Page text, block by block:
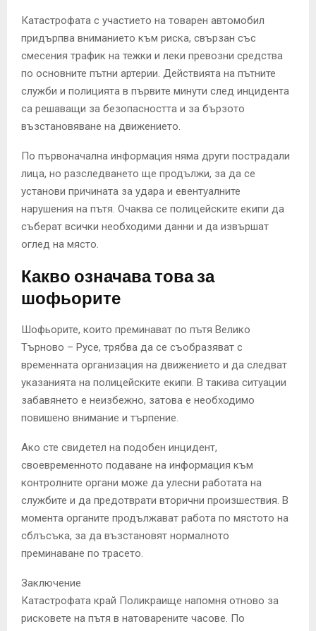
Катастрофата с участието на товарен автомобил
придърпва вниманието към риска, свързан със
смесения трафик на тежки и леки превозни средства
по основните пътни артерии. Действията на пътните
служби и полицията в първите минути след инцидента
са решаващи за безопасността и за бързото
възстановяване на движението.
По първоначална информация няма други пострадали
лица, но разследването ще продължи, за да се
установи причината за удара и евентуалните
нарушения на пътя. Очаква се полицейските екипи да
съберат всички необходими данни и да извършат
оглед на място.
Какво означава това за
шофьорите
Шофьорите, които преминават по пътя Велико
Търново – Русе, трябва да се съобразяват с
временната организация на движението и да следват
указанията на полицейските екипи. В такива ситуации
забавянето е неизбежно, затова е необходимо
повишено внимание и търпение.
Ако сте свидетел на подобен инцидент,
своевременното подаване на информация към
контролните органи може да улесни работата на
службите и да предотврати вторични произшествия. В
момента органите продължават работа по мястото на
сблъсъка, за да възстановят нормалното
преминаване по трасето.
Заключение
Катастрофата край Поликраище напомня отново за
рисковете на пътя в натоварените часове. По